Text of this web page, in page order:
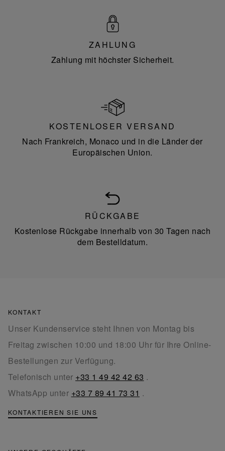
ZAHLUNG
Zahlung mit höchster Sicherheit.
KOSTENLOSER VERSAND
Nach Frankreich, Monaco und in die Länder der
Europäischen Union.
RÜCKGABE
Kostenlose Rückgabe innerhalb von 30 Tagen nach
dem Bestelldatum.
KONTAKT
Unser Kundenservice steht Ihnen von Montag bis
Freitag zwischen 10:00 und 18:00 Uhr für Ihre Online-
Bestellungen zur Verfügung.
Telefonisch unter +33 1 49 42 42 63 .
WhatsApp unter +33 7 89 41 73 31 .
KONTAKTIEREN SIE UNS